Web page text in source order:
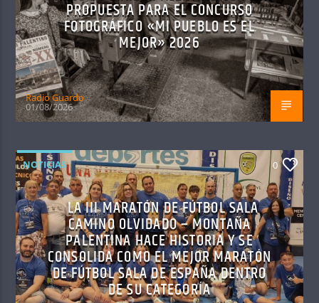
PROPUESTA PARA EL CONCURSO
FOTOGRÁFICO «MI PUEBLO ES EL
MEJOR» 2026
Radio Guardo
01/08/2026
NOTICIAS 0
LA III MARATÓN DE FÚTBOL SALA
CAMINO OLVIDADO – MONTAÑA
PALENTINA HACE HISTORIA Y SE
CONSOLIDA COMO EL MEJOR MARATÓN
DE FÚTBOL SALA DE ESPAÑA DENTRO
DE SU CATEGORÍA